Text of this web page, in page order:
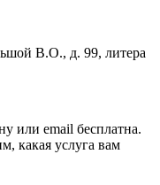
В.О., д. 99, литера
или email бесплатна.
какая услуга вам